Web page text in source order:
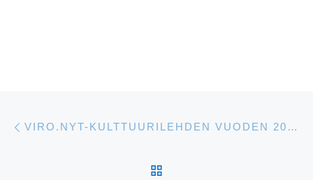
Artikkelien navigointi VIRO.NYT-KULTTUURILEHDEN VUODEN 2021 TOINEN NUMERO ON ILMESTYNYT!